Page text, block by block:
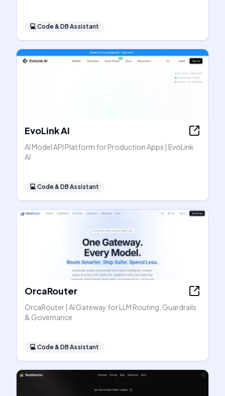
💻Code & DB Assistant
EvoLink AI
AI Model API Platform for Production Apps | EvoLink
AI
💻Code & DB Assistant
OrcaRouter
OrcaRouter | AI Gateway for LLM Routing, Guardrails
& Governance
💻Code & DB Assistant